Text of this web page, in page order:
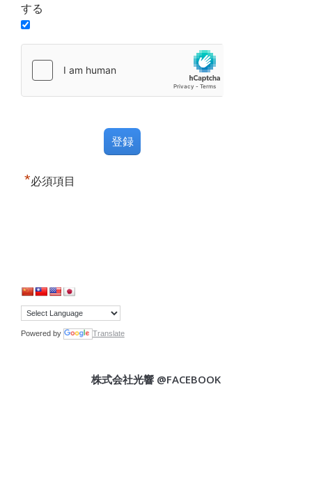
する
*必須項目
Powered by Translate
株式会社光響 @FACEBOOK